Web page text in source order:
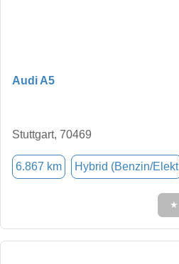
Audi A5
Stuttgart, 70469
6.867 km Hybrid (Benzin/Elekt
★